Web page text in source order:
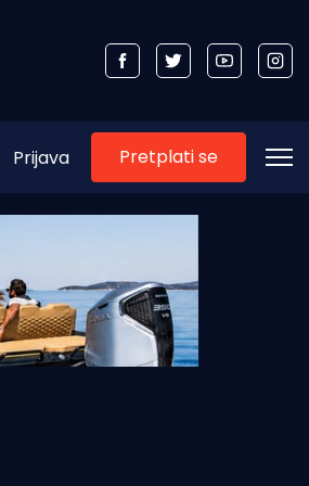
Prijava Pretplati se